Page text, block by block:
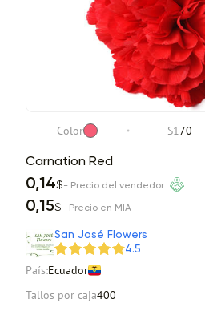
Color S170
Carnation Red
0,14$- Precio del vendedor
0,15$- Precio en MIA
San José Flowers
4.5
País:Ecuador
Tallos por caja400